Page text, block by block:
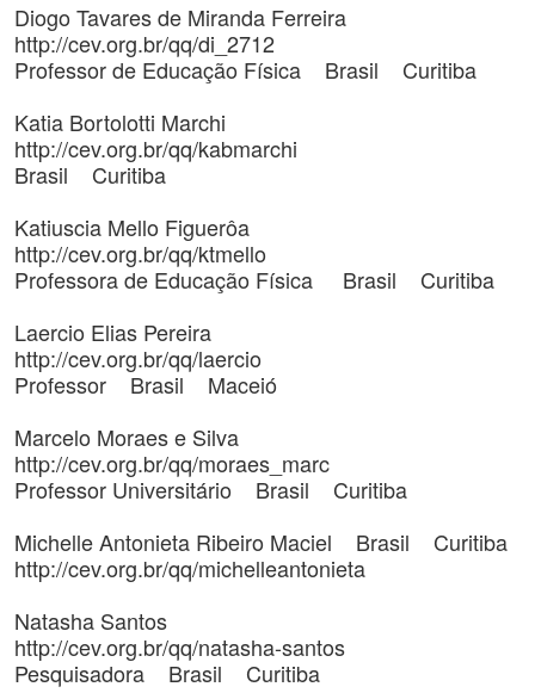
Diogo Tavares de Miranda Ferreira
http://cev.org.br/qq/di_2712
Professor de Educação Física Brasil Curitiba
Katia Bortolotti Marchi
http://cev.org.br/qq/kabmarchi
Brasil Curitiba
Katiuscia Mello Figuerôa
http://cev.org.br/qq/ktmello
Professora de Educação Física Brasil Curitiba
Laercio Elias Pereira
http://cev.org.br/qq/laercio
Professor Brasil Maceió
Marcelo Moraes e Silva
http://cev.org.br/qq/moraes_marc
Professor Universitário Brasil Curitiba
Michelle Antonieta Ribeiro Maciel Brasil Curitiba
http://cev.org.br/qq/michelleantonieta
Natasha Santos
http://cev.org.br/qq/natasha-santos
Pesquisadora Brasil Curitiba